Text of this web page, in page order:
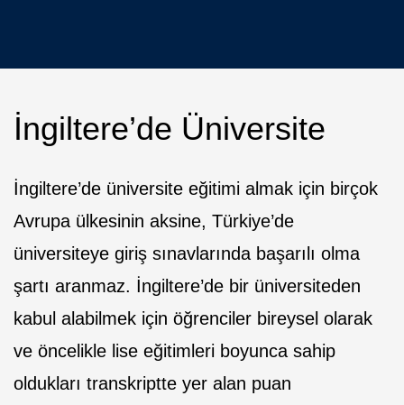
İngiltere’de Üniversite
İngiltere’de üniversite eğitimi almak için birçok
Avrupa ülkesinin aksine, Türkiye’de
üniversiteye giriş sınavlarında başarılı olma
şartı aranmaz. İngiltere’de bir üniversiteden
kabul alabilmek için öğrenciler bireysel olarak
ve öncelikle lise eğitimleri boyunca sahip
oldukları transkriptte yer alan puan